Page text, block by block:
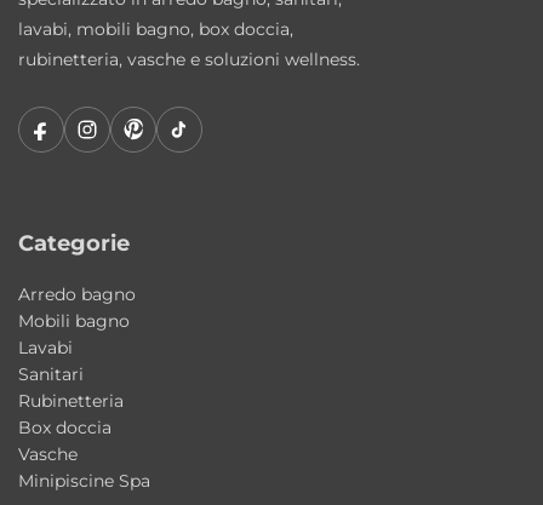
Materiali e qualità costruttiva
La qualità dei materiali selezionati da
e facilità di manutenzione. La combinazione
ideale per ambienti moderni dal forte
Articoli inclusi
Lavabo in ceramica Volant 60x50x h26 cm –
Bianco lucido.
Mobile a terra 2 cassetti 60x50x h71 cm –
Piombo Fenix.
lavabi, mobili bagno, box doccia,
rubinetteria, vasche e soluzioni wellness.
Categorie
Arredo bagno
Mobili bagno
Lavabi
Sanitari
Rubinetteria
Box doccia
Vasche
Minipiscine Spa